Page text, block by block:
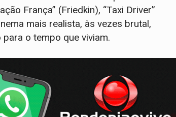
França” (Friedkin), “Taxi Driver”
mais realista, às vezes brutal,
o tempo que viviam.